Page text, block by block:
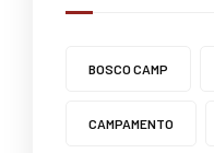
BOSCO CAMP
CAMPAMENTO